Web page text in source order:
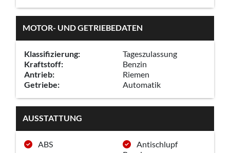
MOTOR- UND GETRIEBEDATEN
Klassifizierung:
Tageszulassung
Kraftstoff:
Benzin
Antrieb:
Riemen
Getriebe:
Automatik
AUSSTATTUNG
ABS
Antischlupf